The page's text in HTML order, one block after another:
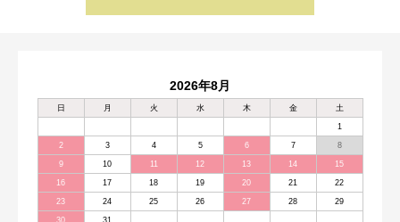
2026年8月
日 月 火 水 木 金 土
1
2 3 4 5 6 7 8
9 10 11 12 13 14 15
16 17 18 19 20 21 22
23 24 25 26 27 28 29
30 31